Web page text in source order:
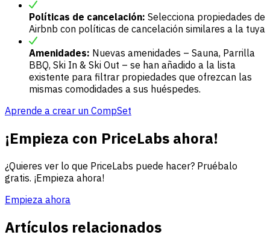
Políticas de cancelación: Selecciona propiedades de
Airbnb con políticas de cancelación similares a la tuya
Amenidades: Nuevas amenidades – Sauna, Parrilla
BBQ, Ski In & Ski Out – se han añadido a la lista
existente para filtrar propiedades que ofrezcan las
mismas comodidades a sus huéspedes.
Aprende a crear un CompSet
¡Empieza con PriceLabs ahora!
¿Quieres ver lo que PriceLabs puede hacer? Pruébalo
gratis. ¡Empieza ahora!
Empieza ahora
Artículos relacionados